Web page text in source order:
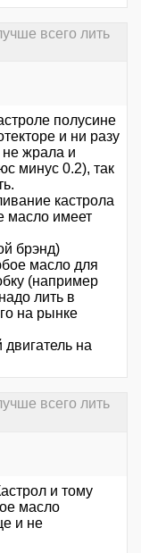
всего лить
полусине
и ни разу
не жрала и
минус 0.2), так
кастрола
масло имеет
брэнд)
масло для
(например
лить в
на рынке
на
всего лить
и тому
масло
и не